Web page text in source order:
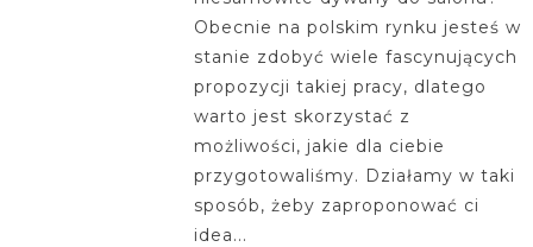
Obecnie na polskim rynku jesteś w
stanie zdobyć wiele fascynujących
propozycji takiej pracy, dlatego
warto jest skorzystać z
możliwości, jakie dla ciebie
przygotowaliśmy. Działamy w taki
sposób, żeby zaproponować ci
idea...